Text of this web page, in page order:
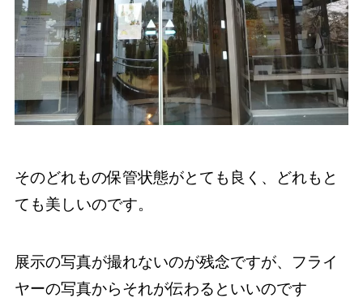
そのどれもの保管状態がとても良く、どれもと
ても美しいのです。
展示の写真が撮れないのが残念ですが、フライ
ヤーの写真からそれが伝わるといいのです